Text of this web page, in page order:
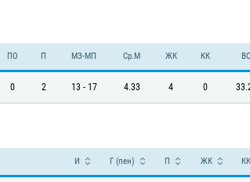
ПО П МЗ-МП Ср.М ЖК КК ВО
0 2 13 - 17 4.33 4 0
И Г (пен) П ЖК КК